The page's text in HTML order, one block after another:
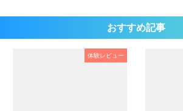
おすすめ記事
体験レビュー